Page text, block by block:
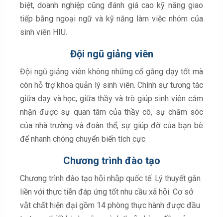
biệt, doanh nghiệp cũng đánh giá cao kỹ năng giao
tiếp bằng ngoại ngữ và kỹ năng làm việc nhóm của
sinh viên HIU.
Đội ngũ giảng viên
Đội ngũ giảng viên không những cố gắng dạy tốt mà
còn hỗ trợ khoa quản lý sinh viên. Chính sự tương tác
giữa dạy và học, giữa thầy và trò giúp sinh viên cảm
nhận được sự quan tâm của thầy cô, sự chăm sóc
của nhà trường và đoàn thể, sự giúp đỡ của bạn bè
để nhanh chóng chuyển biến tích cực
Chương trình đào tạo
Chương trình đào tạo hội nhập quốc tế. Lý thuyết gắn
liền với thực tiễn đáp ứng tốt nhu cầu xã hội. Cơ sở
vật chất hiện đại gồm 14 phòng thực hành được đầu